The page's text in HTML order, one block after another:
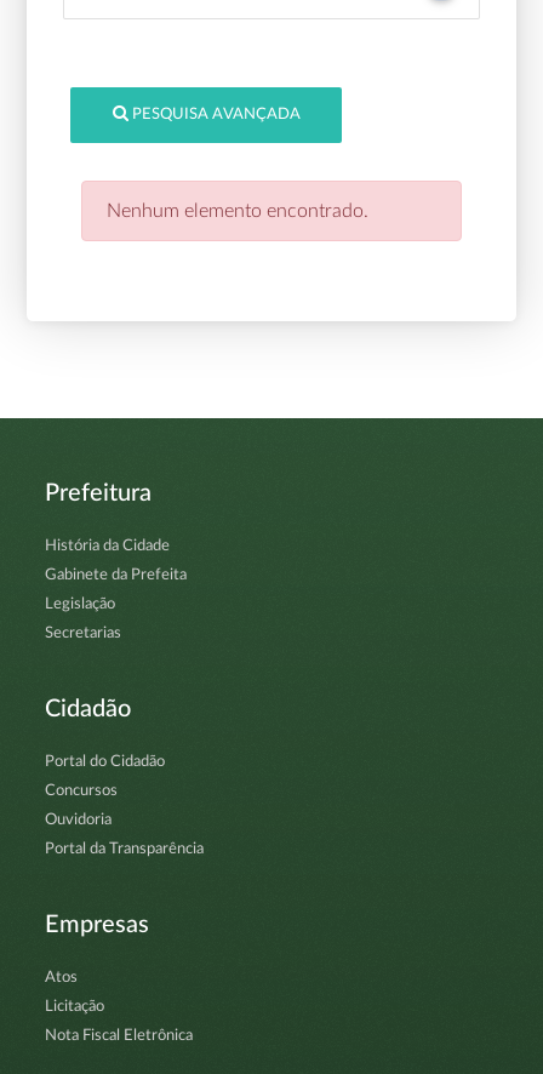
PESQUISA AVANÇADA
Nenhum elemento encontrado.
Prefeitura
História da Cidade
Gabinete da Prefeita
Legislação
Secretarias
Cidadão
Portal do Cidadão
Concursos
Ouvidoria
Portal da Transparência
Empresas
Atos
Licitação
Nota Fiscal Eletrônica